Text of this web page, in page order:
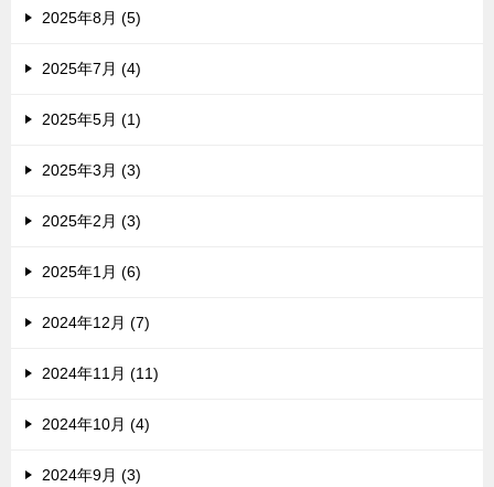
2025年8月 (5)
2025年7月 (4)
2025年5月 (1)
2025年3月 (3)
2025年2月 (3)
2025年1月 (6)
2024年12月 (7)
2024年11月 (11)
2024年10月 (4)
2024年9月 (3)